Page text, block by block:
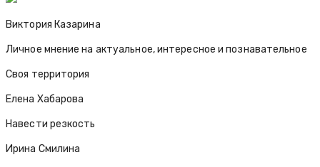
Виктория Казарина
Личное мнение на актуальное, интересное и познавательное
Своя территория
Елена Хабарова
Навести резкость
Ирина Смилина